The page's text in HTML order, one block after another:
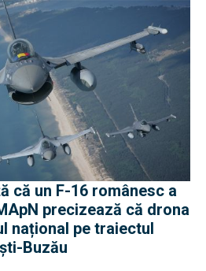
că un F-16 românesc a
precizează că drona
național pe traiectul
Buzău